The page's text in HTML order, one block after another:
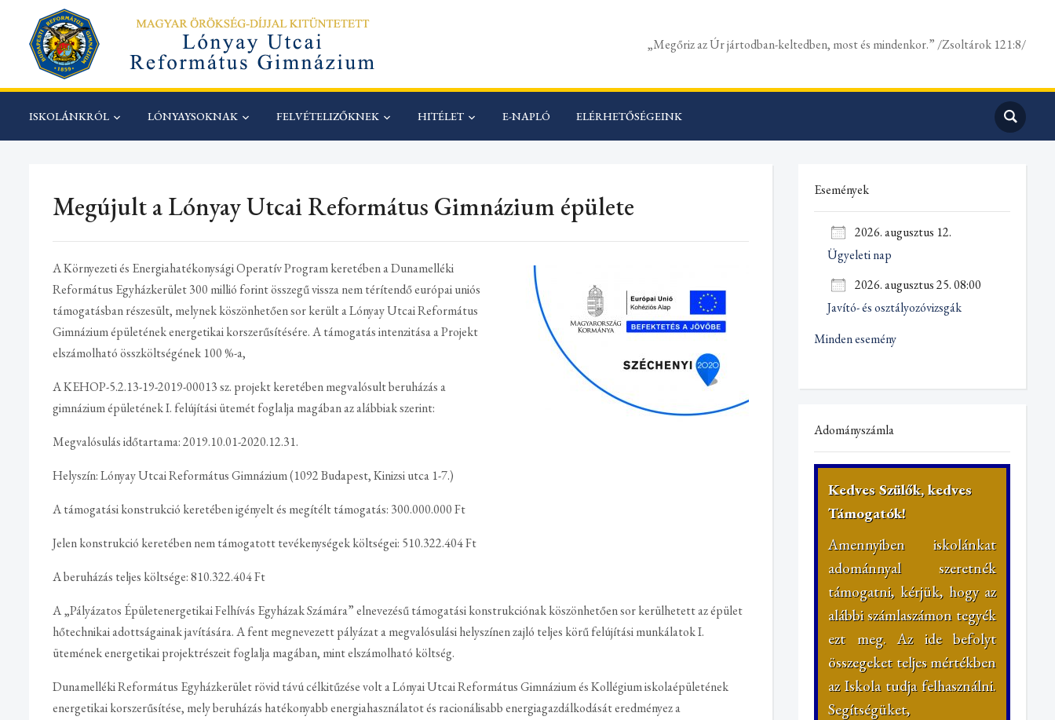
„Megőriz az Úr jártodban-keltedben, most és mindenkor.” /Zsoltárok 121:8/
ISKOLÁNKRÓL LÓNYAYSOKNAK FELVÉTELIZŐKNEK HITÉLET E-NAPLÓ ELÉRHETŐSÉGEINK
Megújult a Lónyay Utcai Református Gimnázium épülete
A Környezeti és Energiahatékonysági Operatív Program keretében a Dunamelléki
Református Egyházkerület 300 millió forint összegű vissza nem térítendő európai uniós
támogatásban részesült, melynek köszönhetően sor került a Lónyay Utcai Református
Gimnázium épületének energetikai korszerűsítésére. A támogatás intenzitása a Projekt
elszámolható összköltségének 100 %-a,
A KEHOP-5.2.13-19-2019-00013 sz. projekt keretében megvalósult beruházás a
gimnázium épületének I. felújítási ütemét foglalja magában az alábbiak szerint:
Megvalósulás időtartama: 2019.10.01-2020.12.31.
Helyszín: Lónyay Utcai Református Gimnázium (1092 Budapest, Kinizsi utca 1-7.)
A támogatási konstrukció keretében igényelt és megítélt támogatás: 300.000.000 Ft
Jelen konstrukció keretében nem támogatott tevékenységek költségei: 510.322.404 Ft
A beruházás teljes költsége: 810.322.404 Ft
A „Pályázatos Épületenergetikai Felhívás Egyházak Számára” elnevezésű támogatási konstrukciónak köszönhetően sor kerülhetett az épület
hőtechnikai adottságainak javítására. A fent megnevezett pályázat a megvalósulási helyszínen zajló teljes körű felújítási munkálatok I.
ütemének energetikai projektrészeit foglalja magában, mint elszámolható költség.
Dunamelléki Református Egyházkerület rövid távú célkitűzése volt a Lónyai Utcai Református Gimnázium és Kollégium iskolaépületének
energetikai korszerűsítése, mely beruházás hatékonyabb energiahasználatot és racionálisabb energiagazdálkodását eredményez a
Események
2026. augusztus 12.
Ügyeleti nap
2026. augusztus 25. 08:00
Javító- és osztályozóvizsgák
Minden esemény
Adományszámla
Kedves Szülők, kedves
Támogatók!
Amennyiben iskolánkat
adománnyal szeretnék
támogatni, kérjük, hogy az
alábbi számlaszámon tegyék
ezt meg. Az ide befolyt
összegeket teljes mértékben
az Iskola tudja felhasználni.
Segítségüket,